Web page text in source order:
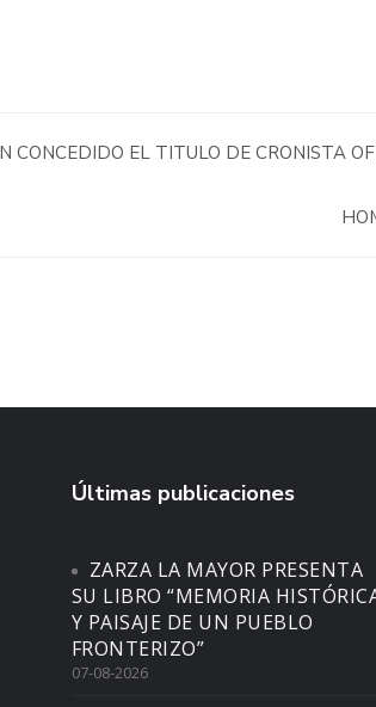
CONCEDIDO EL TITULO DE CRONISTA
Últimas publicaciones
ZARZA LA MAYOR PRESENTA
SU LIBRO “MEMORIA
Y PAISAJE DE UN PUEBLO
FRONTERIZO”
07-08-2026